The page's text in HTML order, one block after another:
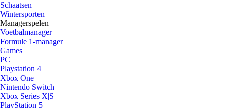
Schaatsen
Wintersporten
Managerspelen
Voetbalmanager
Formule 1-manager
Games
PC
Playstation 4
Xbox One
Nintendo Switch
Xbox Series X|S
PlayStation 5